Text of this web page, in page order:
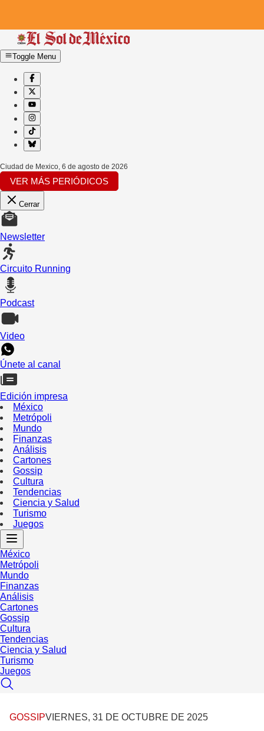
Toggle Menu
Ciudad de Mexico, 6 de agosto de 2026
VER MÁS PERIÓDICOS
Cerrar
Newsletter
Circuito Running
Podcast
Video
Únete al canal
Edición impresa
México
Metrópoli
Mundo
Finanzas
Análisis
Cartones
Gossip
Cultura
Tendencias
Ciencia y Salud
Turismo
Juegos
México
Metrópoli
Mundo
Finanzas
Análisis
Cartones
Gossip
Cultura
Tendencias
Ciencia y Salud
Turismo
Juegos
GOSSIPVIERNES, 31 DE OCTUBRE DE 2025